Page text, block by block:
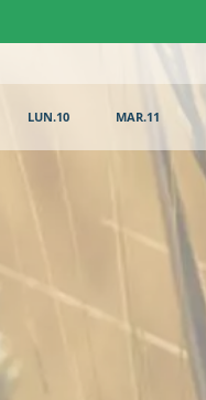
LUN.10 MAR.11